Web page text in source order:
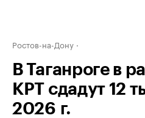
Ростов-на-Дону
В Таганроге в
КРТ сдадут 12
2026 г.